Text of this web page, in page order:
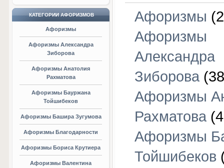
КАТЕГОРИИ АФОРИЗМОВ
Афоризмы
Афоризмы Александра
Зиборова
Афоризмы Анатолия
Рахматова
Афоризмы Бауржана
Тойшибеков
Афоризмы Башира Зугумова
Афоризмы Благодарности
Афоризмы Бориса Крутиера
Афоризмы Валентина
Афоризмы
Афоризмы
Александра
Зиборова
Афоризмы
Рахматова
Афоризмы
Тойшибеков